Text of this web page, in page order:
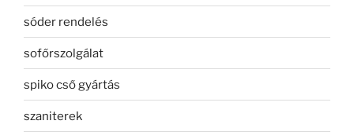
sóder rendelés
sofőrszolgálat
spiko cső gyártás
szaniterek